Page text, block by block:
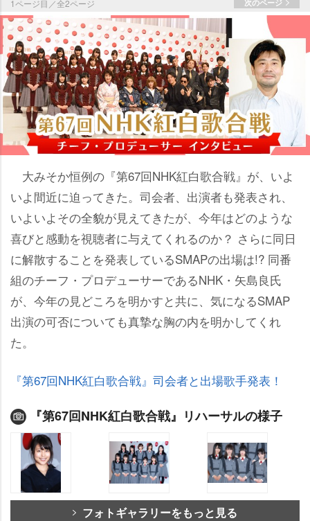
1ページ目／全2ページ 次のページ
大みそか恒例の『第67回NHK紅白歌合戦』が、いよ
いよ間近に迫ってきた。司会者、出演者も発表され、
いよいよその全貌が見えてきたが、今年はどのような
喜びと感動を視聴者に与えてくれるのか？ さらに同日
に解散することを発表しているSMAPの出場は!? 同番
組のチーフ・プロデューサーであるNHK・矢島良氏
が、今年の見どころを明かすと共に、気になるSMAP
出演の可否についても真摯な胸の内を明かしてくれ
た。
『第67回NHK紅白歌合戦』司会者と出場歌手発表！
『第67回NHK紅白歌合戦』リハーサルの様子
フォトギャラリーをもっと見る